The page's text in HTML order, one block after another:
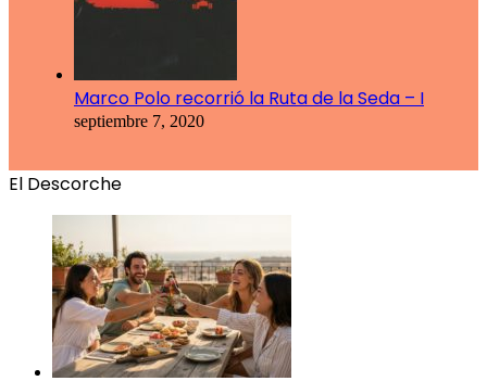
Marco Polo recorrió la Ruta de la Seda – I
septiembre 7, 2020
El Descorche